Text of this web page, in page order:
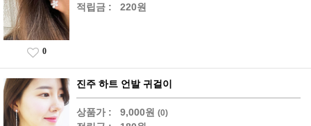
적립금 : 220원
0
진주 하트 언발 귀걸이
상품가 : 9,000원 (0)